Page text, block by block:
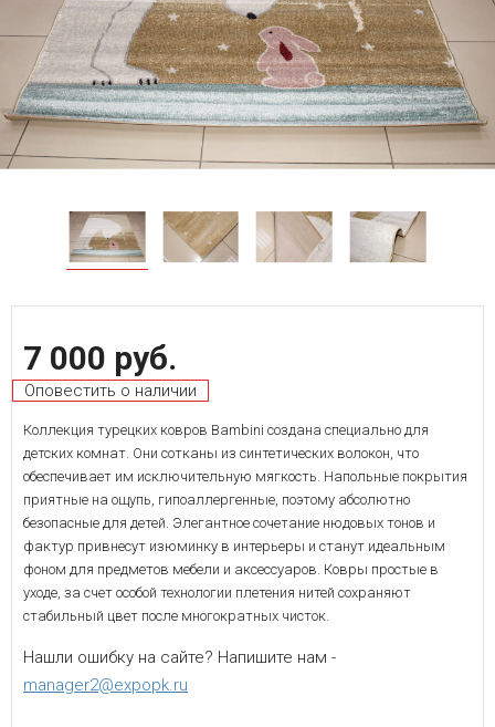
7 000 руб.
Оповестить о наличии
Коллекция турецких ковров Bambini создана специально для
детских комнат. Они сотканы из синтетических волокон, что
обеспечивает им исключительную мягкость. Напольные покрытия
приятные на ощупь, гипоаллергенные, поэтому абсолютно
безопасные для детей. Элегантное сочетание нюдовых тонов и
фактур привнесут изюминку в интерьеры и станут идеальным
фоном для предметов мебели и аксессуаров. Ковры простые в
уходе, за счет особой технологии плетения нитей сохраняют
стабильный цвет после многократных чисток.
Нашли ошибку на сайте? Напишите нам -
manager2@expopk.ru